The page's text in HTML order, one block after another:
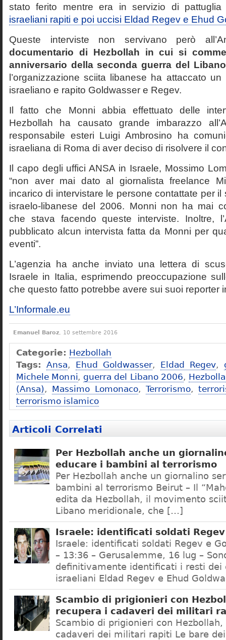
stato ferito mentre era in servizio di
israeliani rapiti e poi uccisi Eldad Regev e Ehud
Queste interviste non servivano però
documentario di Hezbollah in cui si
anniversario della seconda guerra del Libano
l’organizzazione sciita libanese ha attaccato un
israeliano e rapito Goldwasser e Regev.
Il fatto che Monni abbia effettuato delle
Hezbollah ha causato grande imbarazzo
responsabile esteri Luigi Ambrosino ha
israeliana di Roma di aver deciso di risolvere il
Il capo degli uffici ANSA in Israele, Mossimo
“non aver mai dato al giornalista freelance
incarico di intervistare le persone contattate per
israelo-libanese del 2006. Monni non ha mai
che stava facendo queste interviste. Inoltre,
pubblicato alcun intervista fatta da Monni per
eventi”.
L’agenzia ha anche inviato una lettera di
Israele in Italia, esprimendo preoccupazione
che questo fatto potrebbe avere sui suoi reporter
L’Informale.eu
Emanuel Baroz, 10 settembre 2016
Categorie: Hezbollah
Tags:
Ansa, Ehud Goldwasser, Eldad Regev,
Michele Monni, guerra del Libano 2006,
(Ansa), Massimo Lomonaco, Terrorismo,
terrorismo islamico
Articoli Correlati
Per Hezbollah anche un
educare i bambini al terrorismo
Per Hezbollah anche un giornalino
bambini al terrorismo Beirut – Il
edita da Hezbollah, il movimento
Libano meridionale, che […]
Israele: identificati soldati
Israele: identificati soldati Regev e
– 13:36 – Gerusalemme, 16 lug –
definitivamente identificati i resti dei
israeliani Eldad Regev e Ehud
Scambio di prigionieri con
recupera i cadaveri dei militari
Scambio di prigionieri con
cadaveri dei militari rapiti Le bare